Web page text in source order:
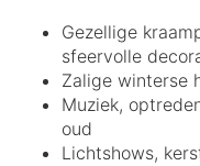
Gezellige
sfeervolle
Zalige winterse
Muziek,
oud
Lichtshows,